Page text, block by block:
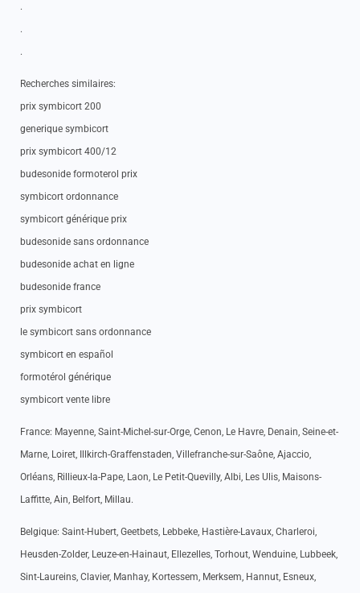
.
.
.
Recherches similaires:
prix symbicort 200
generique symbicort
prix symbicort 400/12
budesonide formoterol prix
symbicort ordonnance
symbicort générique prix
budesonide sans ordonnance
budesonide achat en ligne
budesonide france
prix symbicort
le symbicort sans ordonnance
symbicort en español
formotérol générique
symbicort vente libre
France: Mayenne, Saint-Michel-sur-Orge, Cenon, Le Havre, Denain, Seine-et-
Marne, Loiret, Illkirch-Graffenstaden, Villefranche-sur-Saône, Ajaccio,
Orléans, Rillieux-la-Pape, Laon, Le Petit-Quevilly, Albi, Les Ulis, Maisons-
Laffitte, Ain, Belfort, Millau.
Belgique: Saint-Hubert, Geetbets, Lebbeke, Hastière-Lavaux, Charleroi,
Heusden-Zolder, Leuze-en-Hainaut, Ellezelles, Torhout, Wenduine, Lubbeek,
Sint-Laureins, Clavier, Manhay, Kortessem, Merksem, Hannut, Esneux,